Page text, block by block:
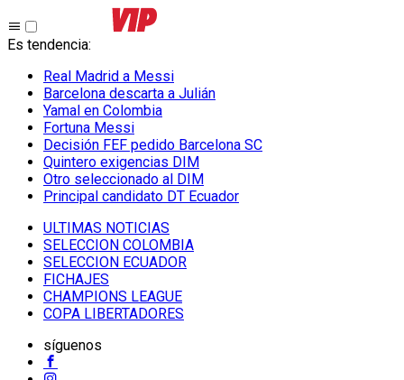
Es tendencia:
Real Madrid a Messi
Barcelona descarta a Julián
Yamal en Colombia
Fortuna Messi
Decisión FEF pedido Barcelona SC
Quintero exigencias DIM
Otro seleccionado al DIM
Principal candidato DT Ecuador
ULTIMAS NOTICIAS
SELECCION COLOMBIA
SELECCION ECUADOR
FICHAJES
CHAMPIONS LEAGUE
COPA LIBERTADORES
síguenos